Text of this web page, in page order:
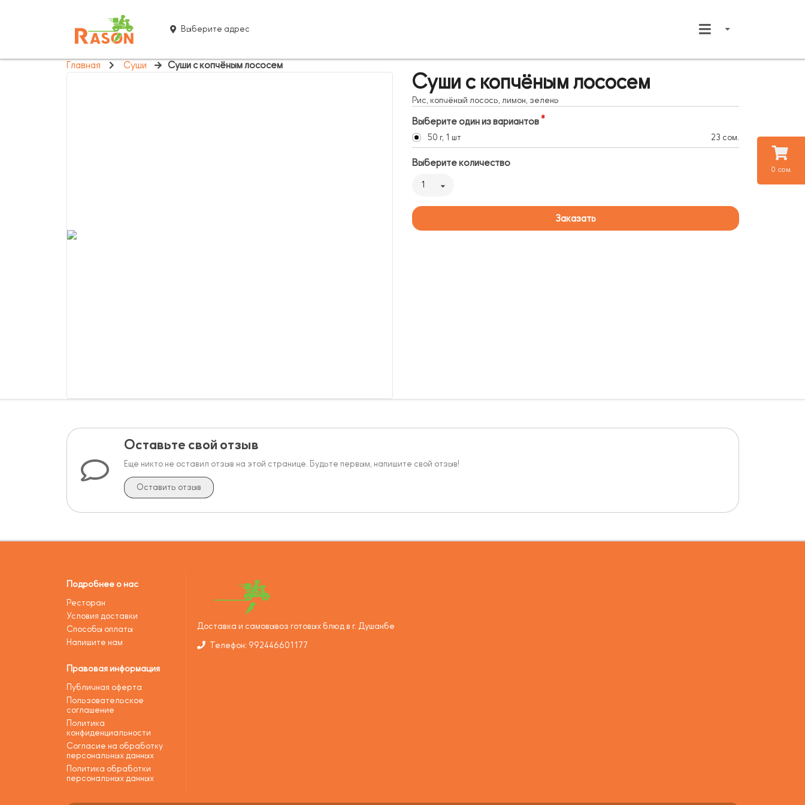
0 сом.
Выберите адрес
Главная Суши Суши с копчёным лососем
Суши с копчёным лососем
Рис, копчёный лосось, лимон, зелень
Выберите один из вариантов
50 г, 1 шт 23 сом.
Выберите количество
1
Заказать
Оставьте свой отзыв
Еще никто не оставил отзыв на этой странице. Будьте первым, напишите свой отзыв!
Оставить отзыв
Подробнее о нас
Ресторан
Условия доставки
Способы оплаты
Напишите нам
Правовая информация
Публичная оферта
Пользовательское
соглашение
Политика
конфиденциальности
Согласие на обработку
персональных данных
Политика обработки
персональных данных
Доставка и самовывоз готовых блюд в г. Душанбе
Телефон: 992446601177